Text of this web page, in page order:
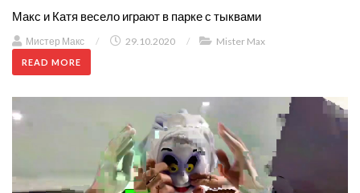
Макс и Катя весело играют в парке с тыквами
Мистер Макс / 29.10.2020 / Mister Max
READ MORE